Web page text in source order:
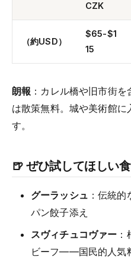
CZK
（約USD）
$65-$1
15
朗報 ：カレル橋や旧市街
は散策無料。城や美術館に
す。
🍺 ぜひ試してほしい
グーラッシュ ：伝統
パン餃子添え
スヴィチュコヴァー
ビーフ——国民的人気